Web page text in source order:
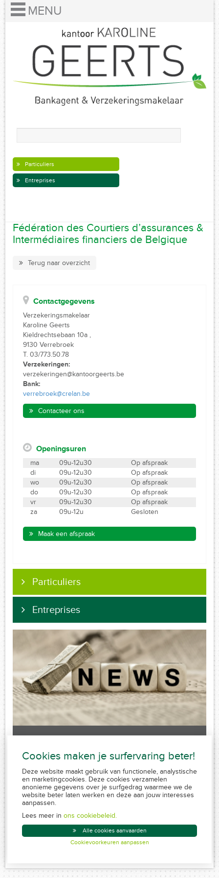
Particuliers
Entreprises
Fédération des Courtiers d’assurances &
Intermédiaires financiers de Belgique
Terug naar overzicht
Contactgegevens
Verzekeringsmakelaar
Karoline Geerts
Kieldrechtsebaan 10a ,
9130 Verrebroek
T. 03/773.50.78
Verzekeringen:
verzekeringen@kantoorgeerts.be
Bank:
verrebroek@crelan.be
Contacteer ons
Openingsuren
ma 09u-12u30
Op afspraak
di
09u-12u30
Op afspraak
wo
09u-12u30
Op afspraak
do
09u-12u30
Op afspraak
vr
09u-12u30
Op afspraak
za
09u-12u Gesloten
Maak een afspraak
Particuliers
Entreprises
Sorry, no posts matched your criteria.
Conduite MiFID
Created by Insucommerce
Cookies maken je surfervaring beter!
Deze website maakt gebruik van functionele, analystische
en marketingcookies. Deze cookies verzamelen
anonieme gegevens over je surfgedrag waarmee we de
website beter laten werken en deze aan jouw interesses
aanpassen.
Lees meer in ons cookiebeleid.
Alle cookies aanvaarden
Cookievoorkeuren aanpassen